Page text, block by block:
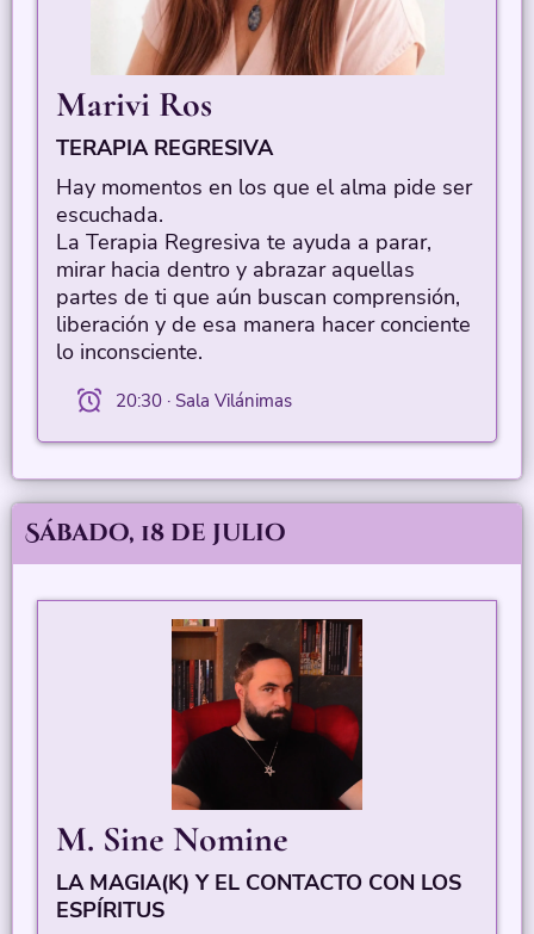
Marivi Ros
TERAPIA REGRESIVA
Hay momentos en los que el alma pide ser
escuchada.
La Terapia Regresiva te ayuda a parar,
mirar hacia dentro y abrazar aquellas
partes de ti que aún buscan comprensión,
liberación y de esa manera hacer conciente
lo inconsciente.
20:30 · Sala Vilánimas
Sábado, 18 de julio
M. Sine Nomine
LA MAGIA(K) Y EL CONTACTO CON LOS
ESPÍRITUS